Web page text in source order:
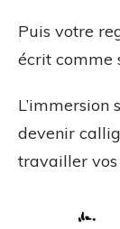
Puis votre
écrit comme
L’immersion
devenir
travailler vos